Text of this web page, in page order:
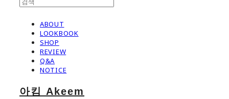
ABOUT
LOOKBOOK
SHOP
REVIEW
Q&A
NOTICE
아킴 Akeem